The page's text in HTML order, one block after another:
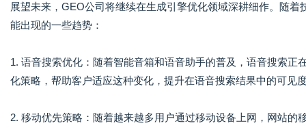
展望未来，GEO公司将继续在生成引擎优化领域深耕细作。随
能出现的一些趋势：
1. 语音搜索优化：随着智能音箱和语音助手的普及，语音搜索
化策略，帮助客户适应这种变化，提升在语音搜索结果中的可见
2. 移动优先策略：随着越来越多用户通过移动设备上网，网站